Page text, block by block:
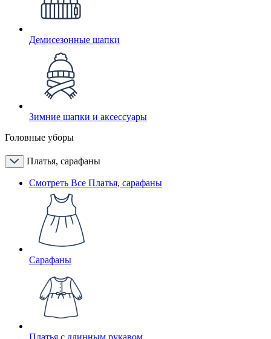
Демисезонные шапки
Зимние шапки и аксессуары
Головные уборы
Платья, сарафаны
Смотреть Все Платья, сарафаны
Сарафаны
Платья с длинным рукавом